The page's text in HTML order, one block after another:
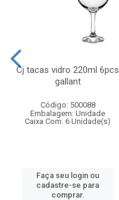
Cj tacas vidro 220ml 6pcs
gallant
Código: 500088
Embalagem: Unidade
Caixa Com: 6 Unidade(s)
Faça seu login ou
cadastre-se para
comprar.